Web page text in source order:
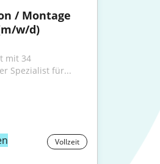
/ Montage
w/d)
mit 34
Spezialist für...
Vollzeit